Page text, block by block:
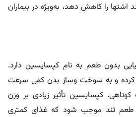
اشتها را کاهش دهد، به‌ویژه در بیماران
بدون طعم به نام کپسایسین دارد.
کرده و به سوخت وساز بدن کمی سرعت
کپسایسین تأثیر زیادی بر وزن
طعم تند موجب شود که غذای کمتری